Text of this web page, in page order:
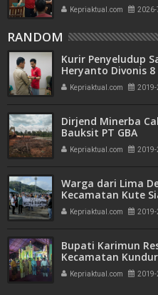
Kepriaktual.com 2026-
RANDOM
Kurir Penyeludup
Heryanto Divonis
Kepriaktual.com 2019-
Dirjend Minerba
Bauksit PT GBA
Kepriaktual.com 2019-
Warga dari Lima
Kecamatan Kute
Kepriaktual.com 2019-
Bupati Karimun
Kecamatan Kundur
Kepriaktual.com 2019-